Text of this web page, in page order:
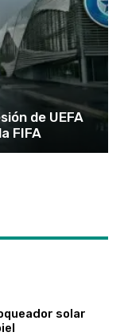
de UEFA
FIFA
solar